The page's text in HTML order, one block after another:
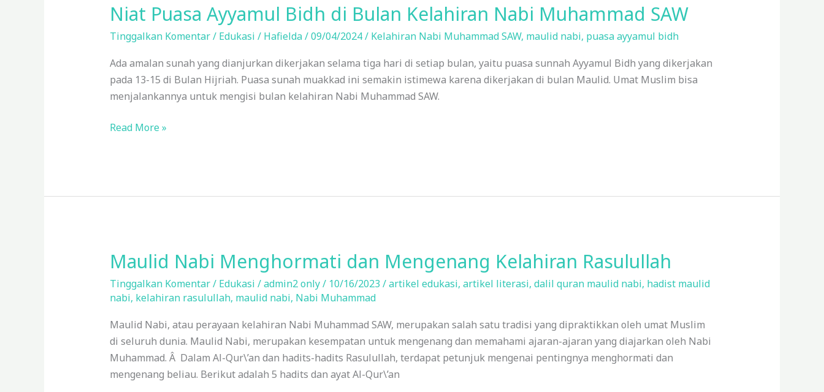
Niat Puasa Ayyamul Bidh di Bulan Kelahiran Nabi Muhammad SAW
Tinggalkan Komentar/ Edukasi / Hafielda/09/04/2024/ Kelahiran Nabi Muhammad SAW, maulid nabi, puasa ayyamul bidh
Ada amalan sunah yang dianjurkan dikerjakan selama tiga hari di setiap bulan, yaitu puasa sunnah Ayyamul Bidh yang dikerjakan
pada 13-15 di Bulan Hijriah. Puasa sunah muakkad ini semakin istimewa karena dikerjakan di bulan Maulid. Umat Muslim bisa
menjalankannya untuk mengisi bulan kelahiran Nabi Muhammad SAW.
Read More »
Maulid Nabi Menghormati dan Mengenang Kelahiran Rasulullah
Tinggalkan Komentar/ Edukasi /admin2 only/ 10/16/2023 /artikel edukasi, artikel literasi, dalil quran maulid nabi, hadist maulid
nabi, kelahiran rasulullah, maulid nabi, Nabi Muhammad
Maulid Nabi, atau perayaan kelahiran Nabi Muhammad SAW, merupakan salah satu tradisi yang dipraktikkan oleh umat Muslim
di seluruh dunia. Maulid Nabi, merupakan kesempatan untuk mengenang dan memahami ajaran-ajaran yang diajarkan oleh Nabi
Muhammad. Â Dalam Al-Qur\’an dan hadits-hadits Rasulullah, terdapat petunjuk mengenai pentingnya menghormati dan
mengenang beliau. Berikut adalah 5 hadits dan ayat Al-Qur\’an
Maulid
Nabi
Menghormati
dan
Mengenang
Kelahiran
Rasulullah